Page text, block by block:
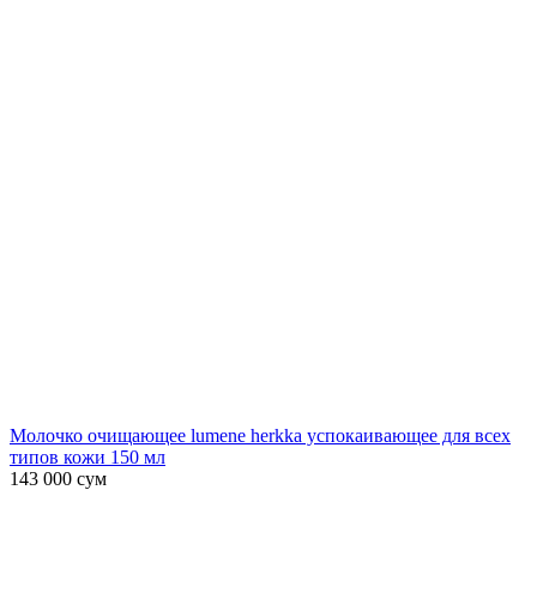
Молочко очищающее lumene herkka успокаивающее для всех
типов кожи 150 мл
143 000 сум